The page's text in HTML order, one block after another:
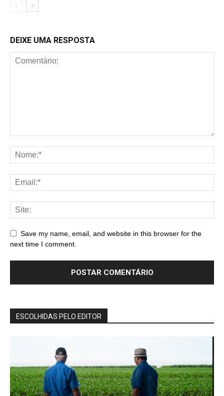
DEIXE UMA RESPOSTA
Save my name, email, and website in this browser for the
next time I comment.
ESCOLHIDAS PELO EDITOR